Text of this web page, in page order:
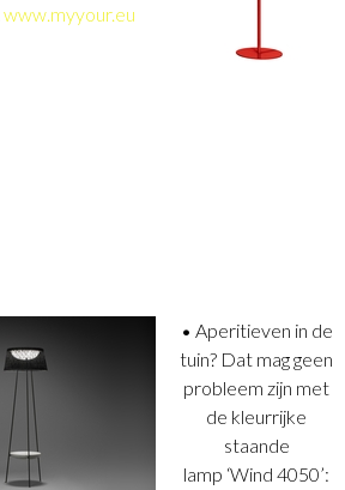
www.myyour.eu
• Aperitieven in de
tuin? Dat mag geen
probleem zijn met
de kleurrijke
staande
lamp ‘Wind 4050’: